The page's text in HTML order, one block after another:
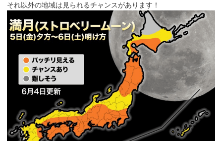
それ以外の地域は見られるチャンスがあります！